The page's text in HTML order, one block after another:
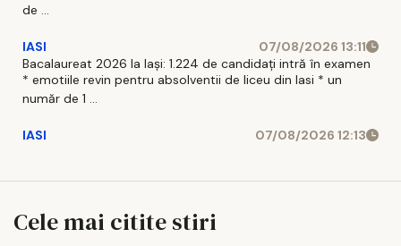
de ...
IASI
07/08/2026 13:11
Bacalaureat 2026 la Iași: 1.224 de candidați intră în examen
* emotiile revin pentru absolventii de liceu din Iasi * un
număr de 1 ...
IASI 07/08/2026 12:13
Cele mai citite stiri